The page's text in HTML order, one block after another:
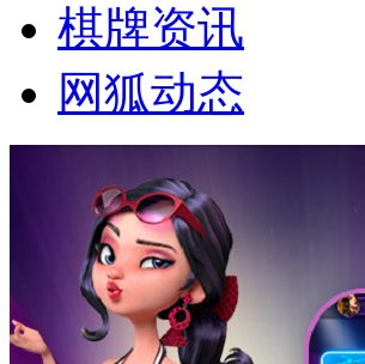
棋牌资讯
网狐动态